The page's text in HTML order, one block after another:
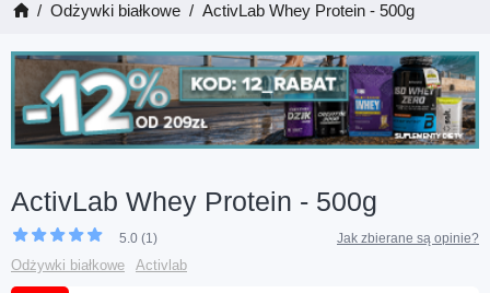
Odżywki białkowe ActivLab Whey Protein - 500g
ActivLab Whey Protein - 500g
5.0 (1) Jak zbierane są opinie?
Odżywki białkowe Activlab